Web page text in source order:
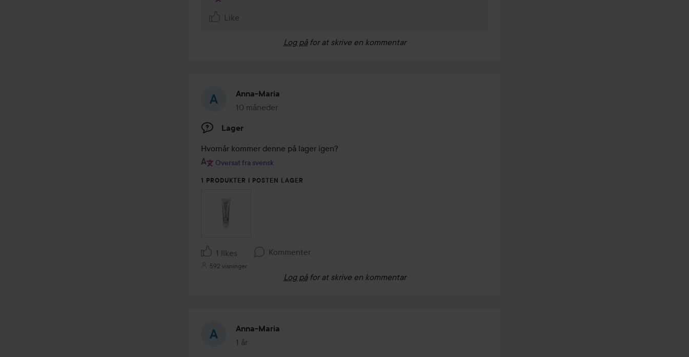
Like
Log på for at skrive en kommentar
Anna-Maria
10 måneder
Posten blev oprettet 10 måneder
Lager
Hvornår kommer denne på lager igen?
Oversat fra svensk
1 PRODUKTER I POSTEN LAGER
1 likes Kommenter
592 visninger
Log på for at skrive en kommentar
Anna-Maria
1 år
Posten blev oprettet 1 år